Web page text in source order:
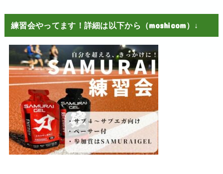
練習会やってます！詳細は以下から（moshicom）↓